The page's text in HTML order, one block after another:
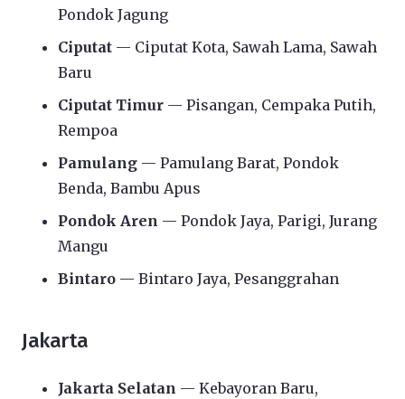
Pondok Jagung
Ciputat — Ciputat Kota, Sawah Lama, Sawah
Baru
Ciputat Timur — Pisangan, Cempaka Putih,
Rempoa
Pamulang — Pamulang Barat, Pondok
Benda, Bambu Apus
Pondok Aren — Pondok Jaya, Parigi, Jurang
Mangu
Bintaro — Bintaro Jaya, Pesanggrahan
Jakarta
Jakarta Selatan — Kebayoran Baru,